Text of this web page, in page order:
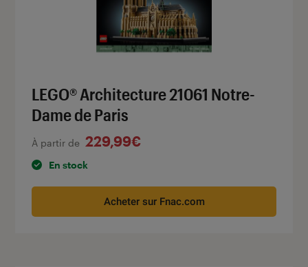
LEGO® Architecture 21061 Notre-
Dame de Paris
À partir de 229,99€
En stock
Acheter sur Fnac.com